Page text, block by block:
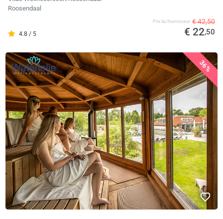
Roosendaal
4.8 / 5
Prix ​​du fournisseur € 42,50
€ 22,50
36%